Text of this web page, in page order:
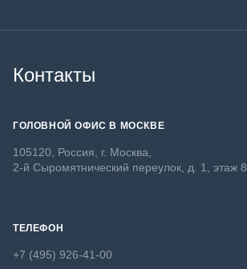
Контакты
ГОЛОВНОЙ ОФИС В МОСКВЕ
105120, Россия, г. Москва,
2-й Сыромятнический переулок, д. 1, этаж 8
ТЕЛЕФОН
+7 (495) 926-41-00